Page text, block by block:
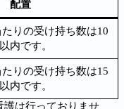
配置
りの受け持ち数は10
内です。
りの受け持ち数は15
内です。
は行っておりませ